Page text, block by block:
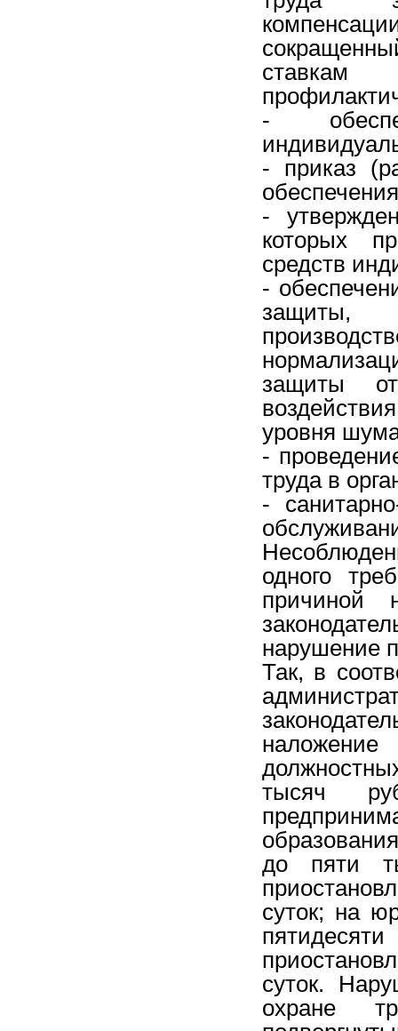
ставкам
-
- приказ
-
которых
средств
-
защиты,
защиты
уровня
-
труда в
-
одного
причиной
нарушение
Так, в
тысяч
до пяти
суток; на
суток.
охране